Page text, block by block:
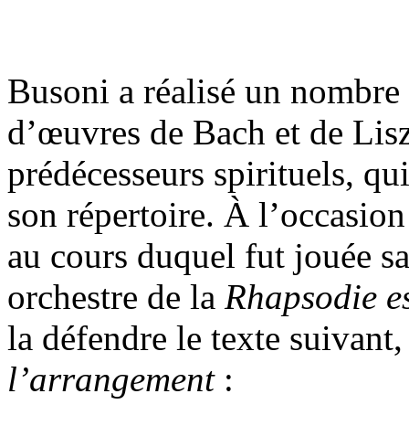
Busoni a réalisé un
d’œuvres de Bach et de
prédécesseurs spirituels,
son répertoire. À
au cours duquel fut jouée
orchestre de la Rhapsodie
la défendre le texte
l’arrangement :